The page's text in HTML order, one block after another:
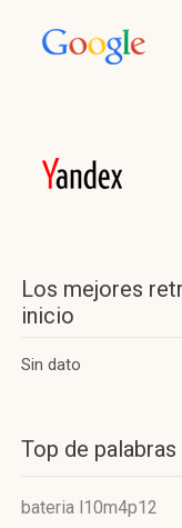
Los mejores
inicio
Sin dato
Top de
bateria l10m4p12